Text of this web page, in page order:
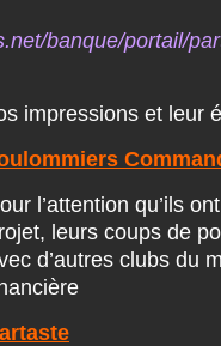
banque/portail/
impressions et leur
l’attention qu’ils
leurs coups de
d’autres clubs du